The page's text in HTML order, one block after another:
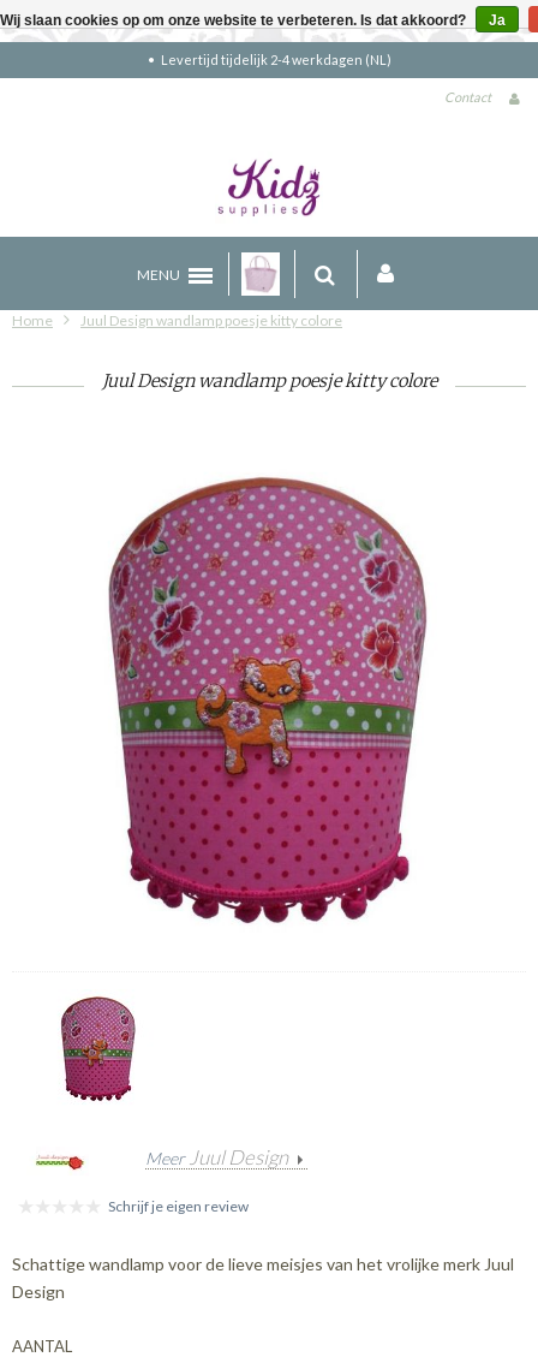
Levertijd tijdelijk 2-4 werkdagen (NL)
Contact
MENU
Home Juul Design wandlamp poesje kitty colore
Juul Design wandlamp poesje kitty colore
MeerJuul Design
Schrijf je eigen review
Schattige wandlamp voor de lieve meisjes van het vrolijke merk Juul
Design
AANTAL
Wij slaan cookies op om onze website te verbeteren. Is dat akkoord? Ja